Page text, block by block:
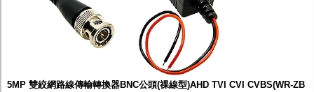
5MP 雙絞網路線傳輸轉換器BNC公頭(祼線型)AHD TVI CVI CVBS(WR-ZB